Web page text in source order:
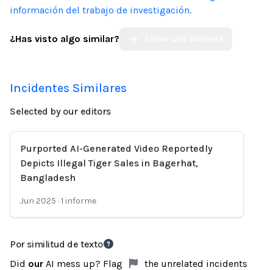
información del trabajo de investigación.
¿Has visto algo similar?
Incidentes Similares
Selected by our editors
Purported AI-Generated Video Reportedly
Depicts Illegal Tiger Sales in Bagerhat,
Bangladesh
Jun 2025 ·1 informe
Por similitud de texto
Did our AI mess up? Flag the unrelated incidents